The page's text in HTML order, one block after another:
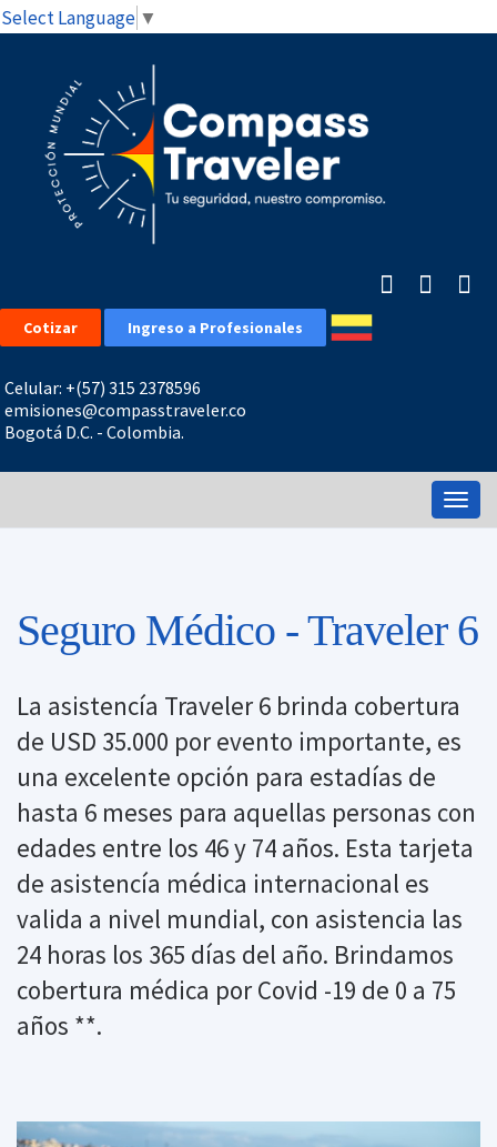
Select Language ▼
Cotizar Ingreso a Profesionales
Celular: +(57) 315 2378596
emisiones@compasstraveler.co
Bogotá D.C. - Colombia.
Seguro Médico - Traveler 6
La asistencía Traveler 6 brinda cobertura
de USD 35.000 por evento importante, es
una excelente opción para estadías de
hasta 6 meses para aquellas personas con
edades entre los 46 y 74 años. Esta tarjeta
de asistencía médica internacional es
valida a nivel mundial, con asistencia las
24 horas los 365 días del año. Brindamos
cobertura médica por Covid -19 de 0 a 75
años **.